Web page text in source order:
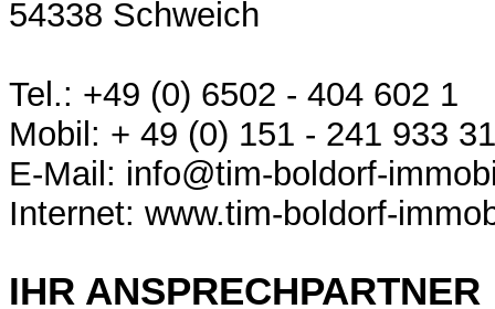
54338 Schweich
Tel.: +49 (0) 6502 - 404 602 1
Mobil: + 49 (0) 151 - 241 933 31
E-Mail: info@tim-boldorf-
Internet: www.tim-boldorf-
IHR ANSPRECHPARTNER